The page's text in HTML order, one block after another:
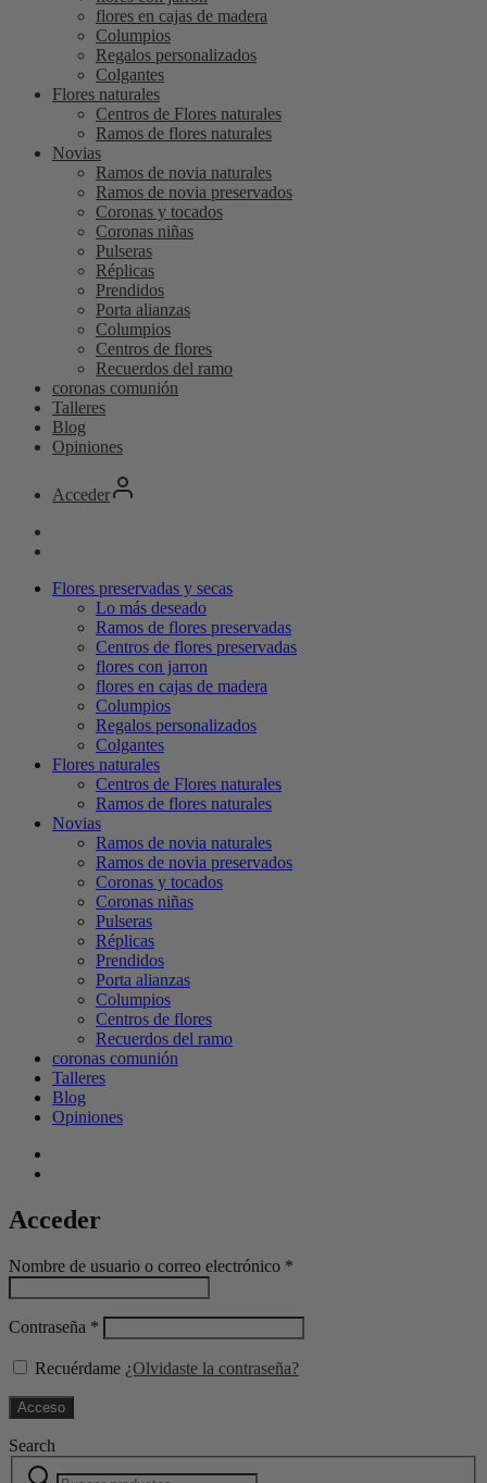
flores en cajas de madera
Columpios
Regalos personalizados
Colgantes
Flores naturales
Centros de Flores naturales
Ramos de flores naturales
Novias
Ramos de novia naturales
Ramos de novia preservados
Coronas y tocados
Coronas niñas
Pulseras
Réplicas
Prendidos
Porta alianzas
Columpios
Centros de flores
Recuerdos del ramo
coronas comunión
Talleres
Blog
Opiniones
Acceder
Flores preservadas y secas
Lo más deseado
Ramos de flores preservadas
Centros de flores preservadas
flores con jarron
flores en cajas de madera
Columpios
Regalos personalizados
Colgantes
Flores naturales
Centros de Flores naturales
Ramos de flores naturales
Novias
Ramos de novia naturales
Ramos de novia preservados
Coronas y tocados
Coronas niñas
Pulseras
Réplicas
Prendidos
Porta alianzas
Columpios
Centros de flores
Recuerdos del ramo
coronas comunión
Talleres
Blog
Opiniones
Acceder
Nombre de usuario o correo electrónico *
Contraseña *
Recuérdame ¿Olvidaste la contraseña?
Acceso
Search
Buscar